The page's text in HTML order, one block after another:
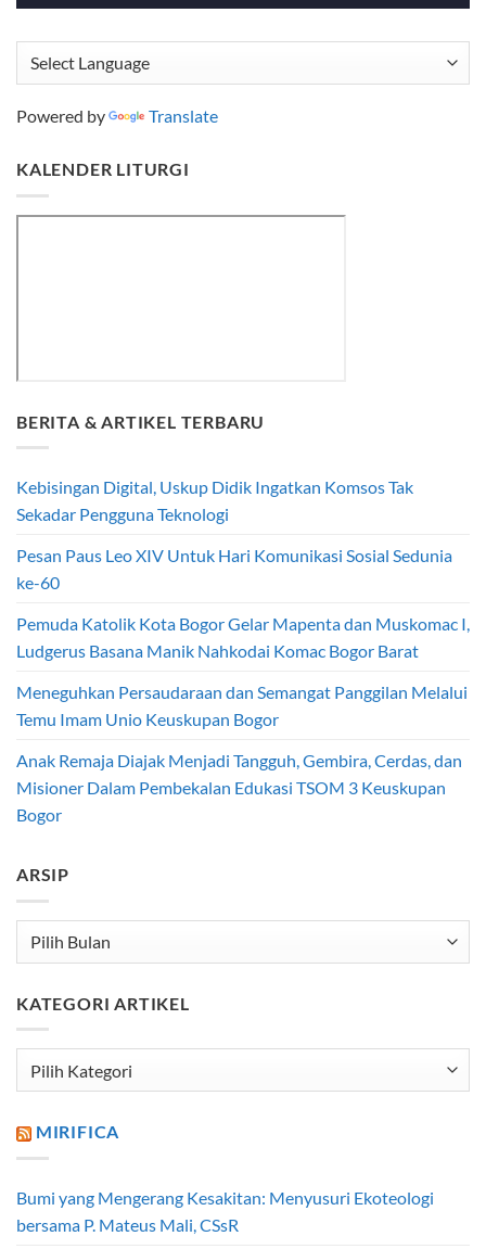
Powered by Translate
KALENDER LITURGI
BERITA & ARTIKEL TERBARU
Kebisingan Digital, Uskup Didik Ingatkan Komsos Tak
Sekadar Pengguna Teknologi
Pesan Paus Leo XIV Untuk Hari Komunikasi Sosial Sedunia
ke-60
Pemuda Katolik Kota Bogor Gelar Mapenta dan Muskomac I,
Ludgerus Basana Manik Nahkodai Komac Bogor Barat
Meneguhkan Persaudaraan dan Semangat Panggilan Melalui
Temu Imam Unio Keuskupan Bogor
Anak Remaja Diajak Menjadi Tangguh, Gembira, Cerdas, dan
Misioner Dalam Pembekalan Edukasi TSOM 3 Keuskupan
Bogor
ARSIP
Arsip
KATEGORI ARTIKEL
MIRIFICA
Bumi yang Mengerang Kesakitan: Menyusuri Ekoteologi
bersama P. Mateus Mali, CSsR